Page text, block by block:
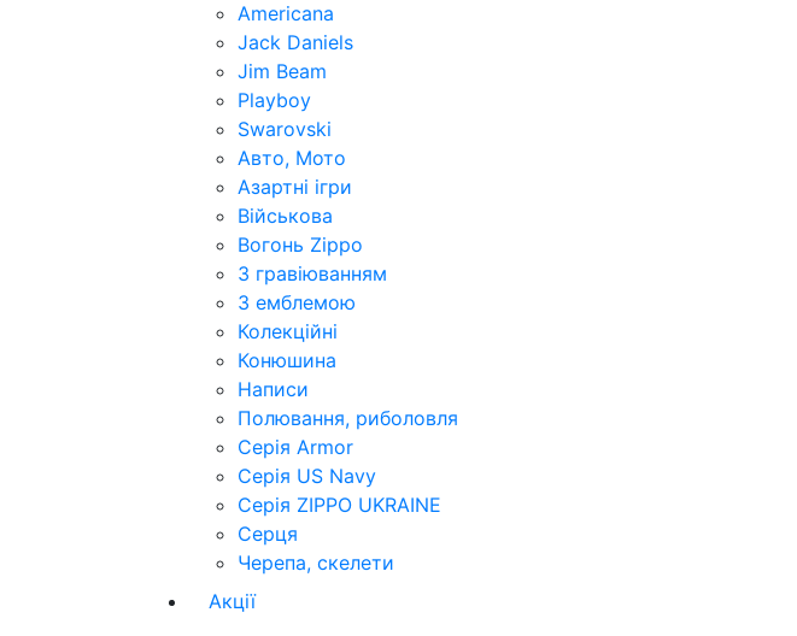
Americana
Jack Daniels
Jim Beam
Playboy
Swarovski
Авто, Мото
Азартні ігри
Військова
Вогонь Zippo
З гравіюванням
З емблемою
Колекційні
Конюшина
Написи
Полювання, риболовля
Серія Armor
Серія US Navy
Серія ZIPPO UKRAINE
Серця
Черепа, скелети
Акції